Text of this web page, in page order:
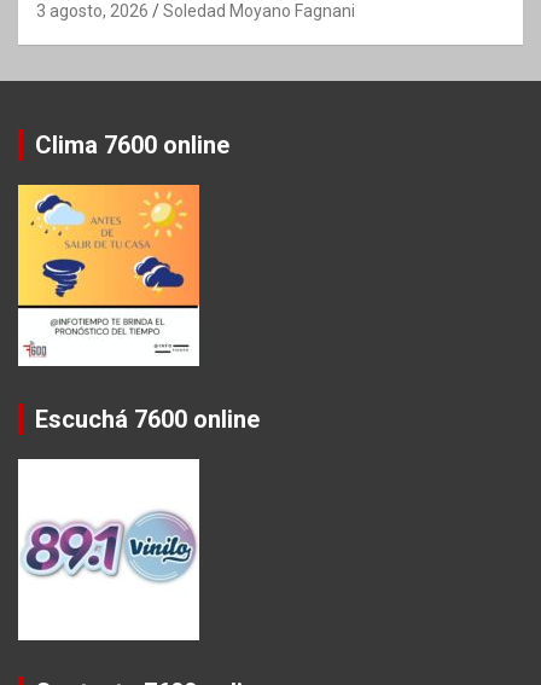
3 agosto, 2026 Soledad Moyano Fagnani
Clima 7600 online
Escuchá 7600 online